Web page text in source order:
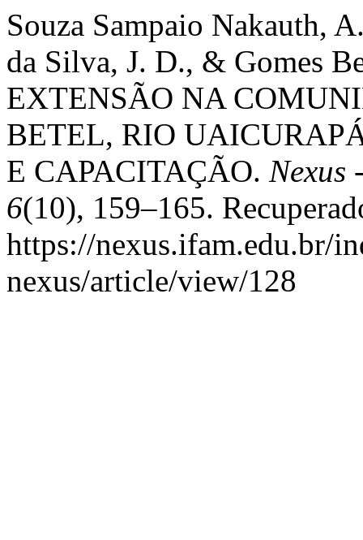
Souza Sampaio Nakauth,
da Silva, J. D., & Gomes
EXTENSÃO NA
BETEL, RIO
E CAPACITAÇÃO. Nexus
6(10), 159–165.
https://nexus.ifam.edu.br/
nexus/article/view/128